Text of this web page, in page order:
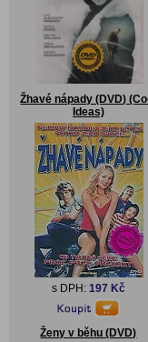
Žhavé nápady (DVD)
Ideas)
s DPH: 197 Kč
Ženy v běhu (DVD)